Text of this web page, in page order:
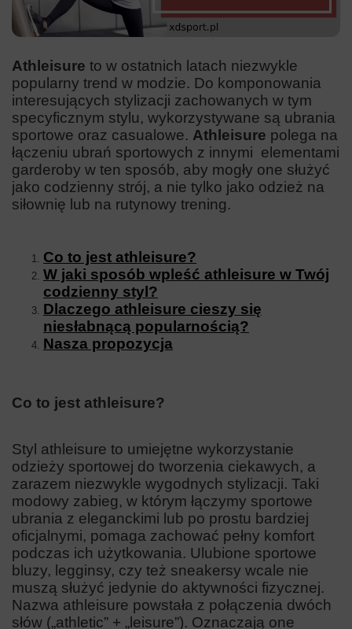
Athleisure to w ostatnich latach niezwykle
popularny trend w modzie. Do komponowania
interesujących stylizacji zachowanych w tym
specyficznym stylu, wykorzystywane są ubrania
sportowe oraz casualowe. Athleisure polega na
łączeniu ubrań sportowych z innymi elementami
garderoby w ten sposób, aby mogły one służyć
jako codzienny strój, a nie tylko jako odzież na
siłownię lub na rutynowy trening.
Co to jest athleisure?
W jaki sposób wpleść athleisure w Twój
codzienny styl?
Dlaczego athleisure cieszy się
niesłabnącą popularnością?
Nasza propozycja
Co to jest athleisure?
Styl athleisure to umiejętne wykorzystanie
odzieży sportowej do tworzenia ciekawych, a
zarazem niezwykle wygodnych stylizacji. Taki
modowy zabieg, w którym łączymy sportowe
ubrania z eleganckimi lub po prostu bardziej
oficjalnymi, pomaga zachować pełny komfort
podczas ich użytkowania. Ulubione sportowe
bluzy, legginsy, czy też sneakersy wcale nie
muszą służyć jedynie do aktywności fizycznej.
Nazwa athleisure powstała z połączenia dwóch
słów („athletic” + „leisure”). Oznaczają one